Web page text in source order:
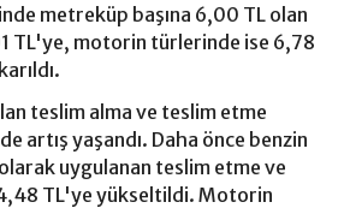
metreküp başına 6,00 TL olan
TL'ye, motorin türlerinde ise 6,78
teslim alma ve teslim etme
artış yaşandı. Daha önce benzin
uygulanan teslim etme ve
TL'ye yükseltildi. Motorin